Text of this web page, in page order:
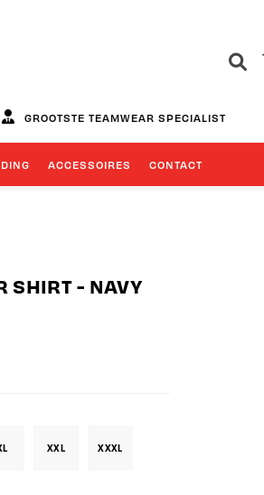
ACCESSOIRES CONTACT
SHIRT - NAVY
XXL XXXL